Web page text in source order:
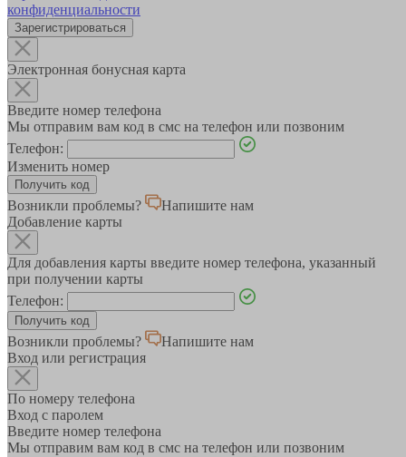
конфиденциальности
Зарегистрироваться
Электронная бонусная карта
Введите номер телефона
Мы отправим вам код в смс на телефон или позвоним
Телефон:
Изменить номер
Возникли проблемы?
Напишите нам
Добавление карты
Для добавления карты введите номер телефона, указанный
при получении карты
Телефон:
Возникли проблемы?
Напишите нам
Вход или регистрация
По номеру телефона
Вход с паролем
Введите номер телефона
Мы отправим вам код в смс на телефон или позвоним